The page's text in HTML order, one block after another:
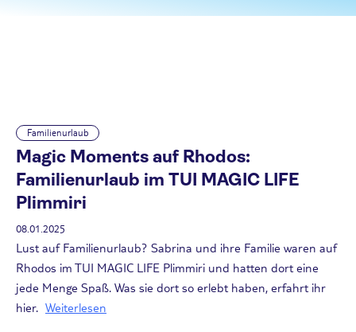
Familienurlaub
Magic Moments auf Rhodos:
Familienurlaub im TUI MAGIC LIFE
Plimmiri
08.01.2025
Lust auf Familienurlaub? Sabrina und ihre Familie waren auf
Rhodos im TUI MAGIC LIFE Plimmiri und hatten dort eine
jede Menge Spaß. Was sie dort so erlebt haben, erfahrt ihr
hier. Weiterlesen